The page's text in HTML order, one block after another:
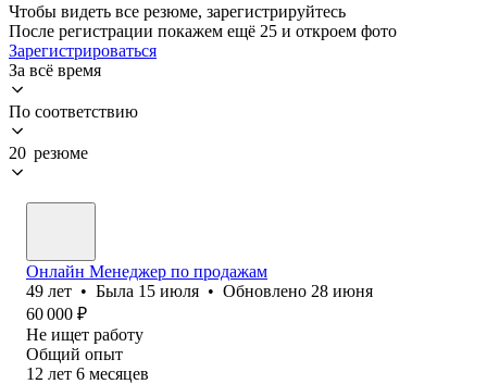
Чтобы видеть все резюме, зарегистрируйтесь
После регистрации покажем ещё 25 и откроем фото
Зарегистрироваться
За всё время
По соответствию
20 резюме
Онлайн Менеджер по продажам
49 лет • Была 15 июля • Обновлено 28 июня
60 000 ₽
Не ищет работу
Общий опыт
12 лет 6 месяцев